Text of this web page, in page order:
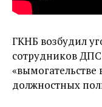
ГКНБ возбудил
сотрудников
должностных